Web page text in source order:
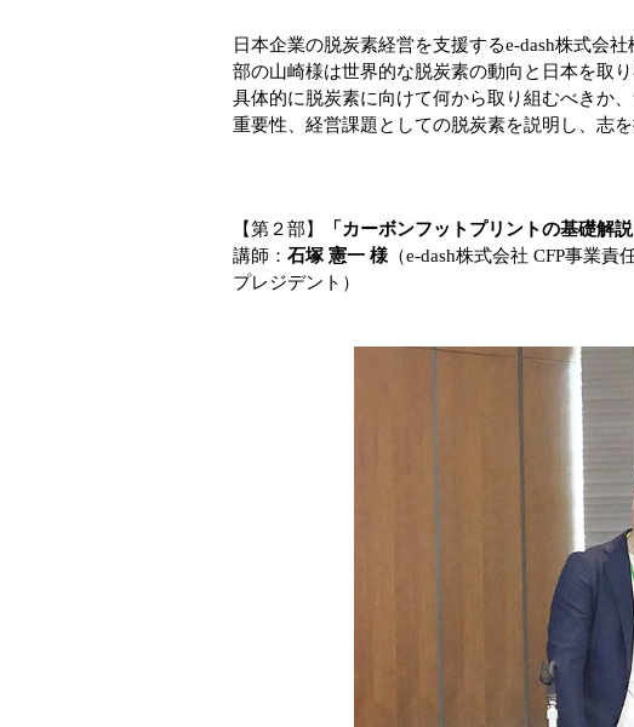
日本企業の脱炭素経営を支援するe-dash株式会
部の山崎様は世界的な脱炭素の動向と日本を取
具体的に脱炭素に向けて何から取り組むべきか
重要性、経営課題としての脱炭素を説明し、志
【第２部】
「カーボンフットプリントの基礎解
講師： 石塚 憲一 様 （e-dash株式会社 CFP事業
プレジデント）